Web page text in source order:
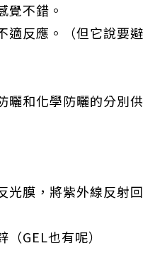
覺不錯。
適反應。（但它說要避
曬和化學防曬的分別供
光膜，將紫外線反射回
GEL也有呢）